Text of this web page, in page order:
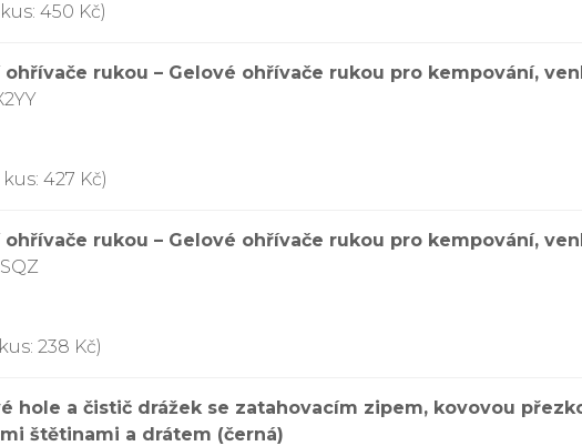
450 Kč)
rukou – Gelové ohřívače rukou pro kempování,
427 Kč)
rukou – Gelové ohřívače rukou pro kempování,
238 Kč)
hole a čistič drážek se zatahovacím zipem, kovovou
štětinami a drátem (černá)